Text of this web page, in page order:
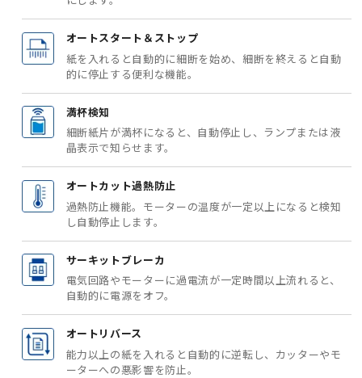
オートスタート＆ストップ
紙を入れると自動的に細断を始め、細断を終えると自動
的に停止する便利な機能。
満杯検知
細断紙片が満杯になると、自動停止し、ランプまたは液
晶表示で知らせます。
オートカット過熱防止
過熱防止機能。モーターの温度が一定以上になると検知
し自動停止します。
サーキットブレーカ
電気回路やモーターに過電流が一定時間以上流れると、
自動的に電源をオフ。
オートリバース
能力以上の紙を入れると自動的に逆転し、カッターやモ
ーターへの悪影響を防止。